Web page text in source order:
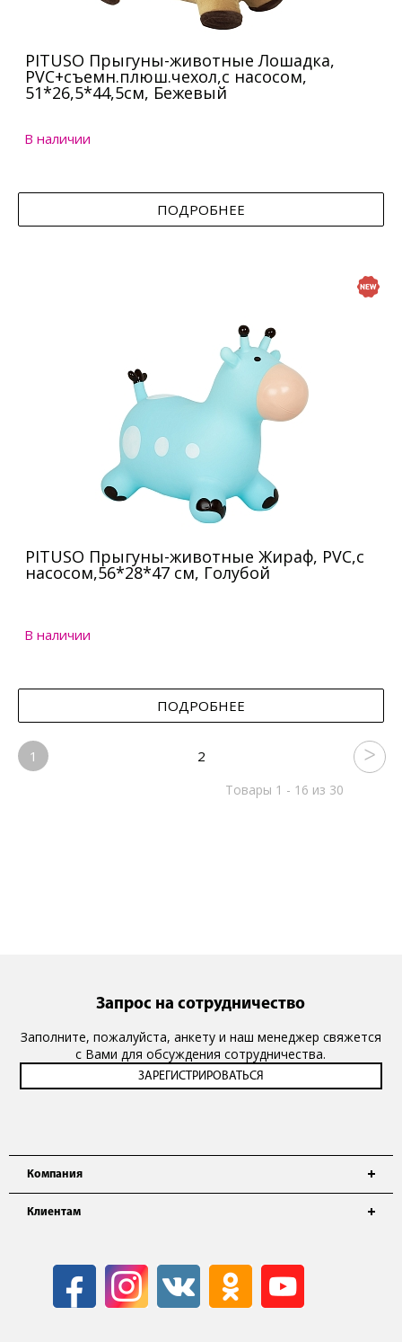
PITUSO Прыгуны-животные Лошадка,
PVC+съемн.плюш.чехол,с насосом,
51*26,5*44,5см, Бежевый
В наличии
ПОДРОБНЕЕ
PITUSO Прыгуны-животные Жираф, PVC,с
насосом,56*28*47 см, Голубой
В наличии
ПОДРОБНЕЕ
1 2
Товары 1 - 16 из 30
Компания
Клиентам
Запрос на сотрудничество
Заполните, пожалуйста, анкету и наш менеджер свяжется
с Вами для обсуждения сотрудничества.